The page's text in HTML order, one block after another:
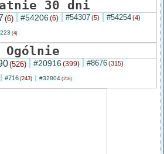
30 dni
(6) #54206 (6) #54307(5) #54254(4)
(4)
Ogólnie
(526) #20916 (399) #8676(315)
#716 (243) #32804 (216)